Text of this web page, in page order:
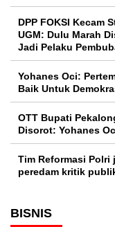
DPP FOKSI Kecam
UGM: Dulu Marah
Jadi Pelaku
Yohanes Oci:
Baik Untuk
OTT Bupati
Disorot: Yohanes
Tim Reformasi Polri
peredam kritik
BISNIS